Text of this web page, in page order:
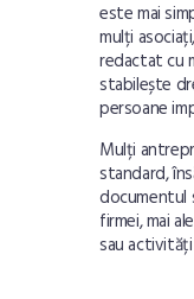
este mai
mulți
redactat cu
stabilește
persoane
Mulți
standard,
documentul
firmei, mai
sau